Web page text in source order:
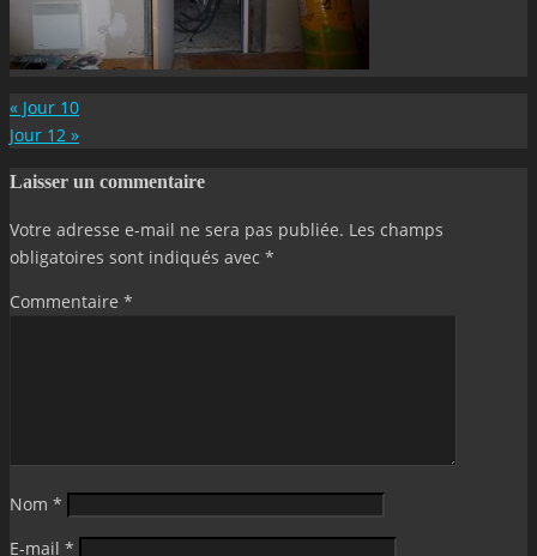
« Jour 10
Jour 12 »
Laisser un commentaire
Votre adresse e-mail ne sera pas publiée. Les champs
obligatoires sont indiqués avec *
Commentaire *
Nom *
E-mail *